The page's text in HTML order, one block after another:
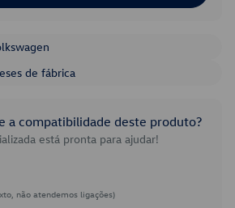
de fábrica
a compatibilidade deste produto?
está pronta para ajudar!
não atendemos ligações)